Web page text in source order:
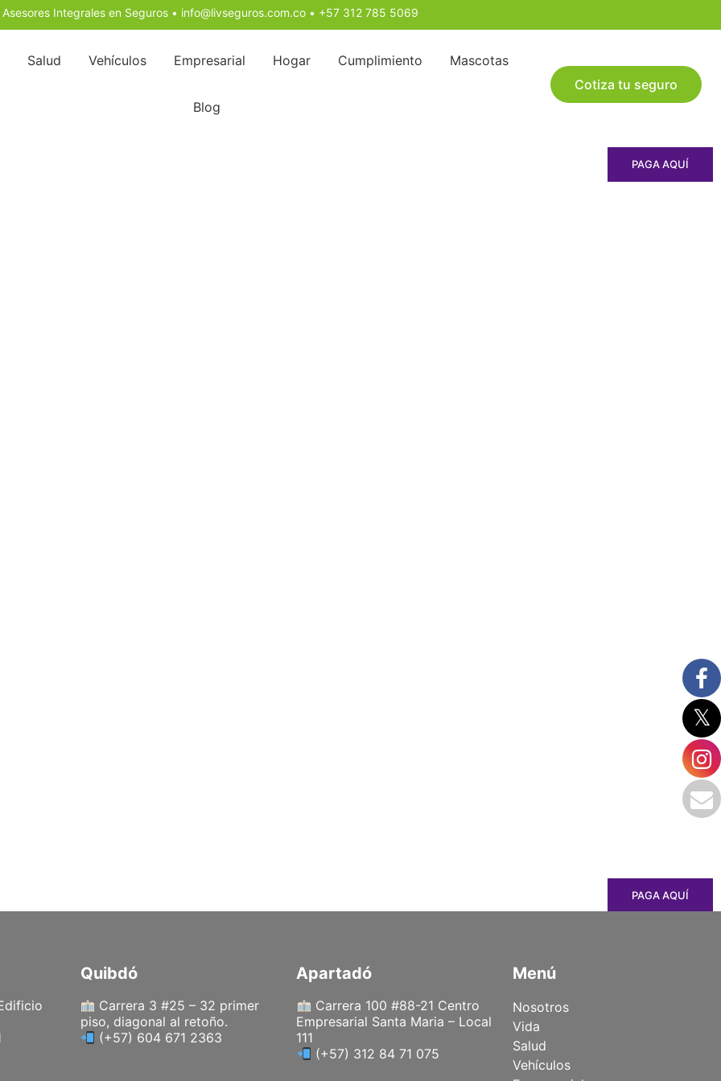
Integrales en Seguros • info@livseguros.com.co • +57 312 785 5069
Salud Vehículos Empresarial Hogar Cumplimiento Mascotas
Blog
Cotiza tu seguro
PAGA AQUÍ
PAGA AQUÍ
Quibdó
Carrera 3 #25 – 32 primer
piso, diagonal al retoño.
(+57) 604 671 2363
Apartadó
Carrera 100 #88-21 Centro
Empresarial Santa Maria – Local
111
(+57) 312 84 71 075
Menú
Nosotros
Vida
Salud
Vehículos